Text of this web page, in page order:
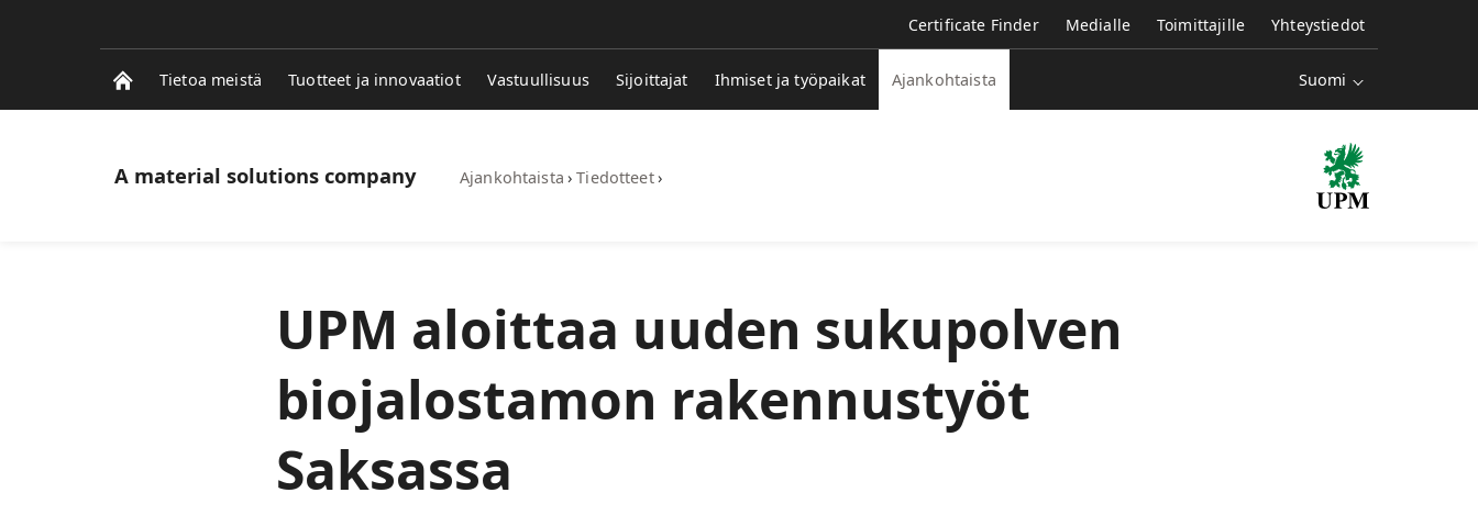
Certificate Finder Medialle Toimittajille Yhteystiedot
Suomi
Tietoa meistä Tuotteet ja innovaatiot Vastuullisuus Sijoittajat Ihmiset ja työpaikat Ajankohtaista
A material solutions company Ajankohtaista › Tiedotteet›
UPM aloittaa uuden sukupolven
biojalostamon rakennustyöt
Saksassa